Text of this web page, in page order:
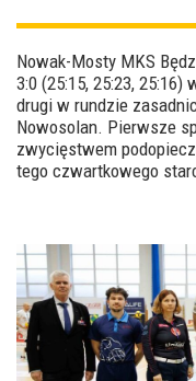
Nowak-Mosty MKS
3:0 (25:15, 25:23,
drugi w rundzie
Nowosolan. Pierwsze
zwycięstwem
tego czwartkowego